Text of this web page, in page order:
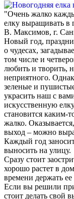
"Очень жалко
елку выращивать в
В. Максимов, г.
Новый год,
о чудесах,
том числе и
любить и творить,
неприятного.
зеленые и
украсить наш с
искусственную
становится каким-
жалко.
выход – можно
Каждый год
выносить на улицу.
Сразу стоит
хорошо растет в
времени держать
Если вы решили
стоит делать свой